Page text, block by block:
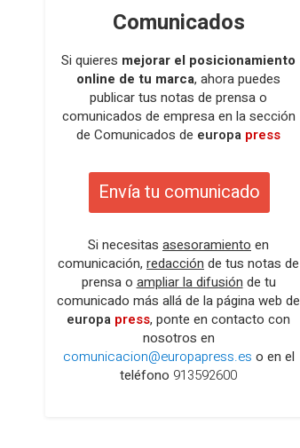
Comunicados
Si quieres mejorar el posicionamiento
online de tu marca, ahora puedes
publicar tus notas de prensa o
comunicados de empresa en la sección
de Comunicados de europa press
Envía tu comunicado
Si necesitas asesoramiento en
comunicación, redacción de tus notas de
prensa o ampliar la difusión de tu
comunicado más allá de la página web de
europa press, ponte en contacto con
nosotros en
comunicacion@europapress.es o en el
teléfono 913592600